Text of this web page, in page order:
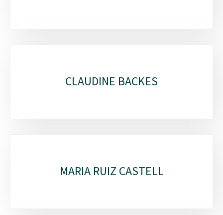
CLAUDINE BACKES
MARIA RUIZ CASTELL